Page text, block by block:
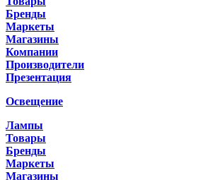
Бренды
Маркеты
Магазины
Компании
Производители
Презентация
Освещение
Лампы
Товары
Бренды
Маркеты
Магазины